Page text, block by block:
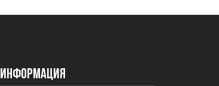
Информация